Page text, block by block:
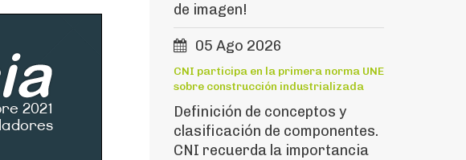
de imagen!
05 Ago 2026
CNI participa en la primera norma UNE
sobre construcción industrializada
Definición de conceptos y
clasificación de componentes.
CNI recuerda la importancia